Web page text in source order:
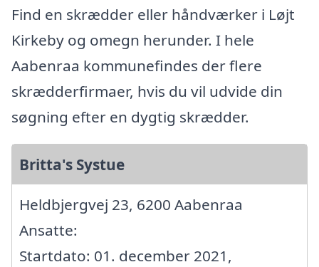
Find en skrædder eller håndværker i Løjt
Kirkeby og omegn herunder. I hele
Aabenraa kommunefindes der flere
skrædderfirmaer, hvis du vil udvide din
søgning efter en dygtig skrædder.
Britta's Systue
Heldbjergvej 23, 6200 Aabenraa
Ansatte:
Startdato: 01. december 2021,